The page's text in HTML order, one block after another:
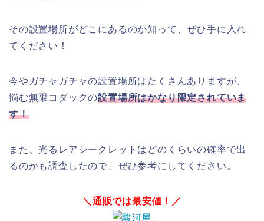
その設置場所がどこにあるのか知って、ぜひ手に入れ
てください！
今やガチャガチャの設置場所はたくさんありますが、
悩む無限コダックの設置場所はかなり限定されていま
す！
また、光るレアシークレットはどのくらいの確率で出
るのかも調査したので、ぜひ参考にしてください。
＼通販では最安値！／